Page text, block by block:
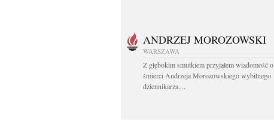
ANDRZEJ MOROZOWSKI
WARSZAWA
Z głębokim smutkiem przyjąłem wiadomość o
śmierci Andrzeja Morozowskiego wybitnego
dziennikarza,...